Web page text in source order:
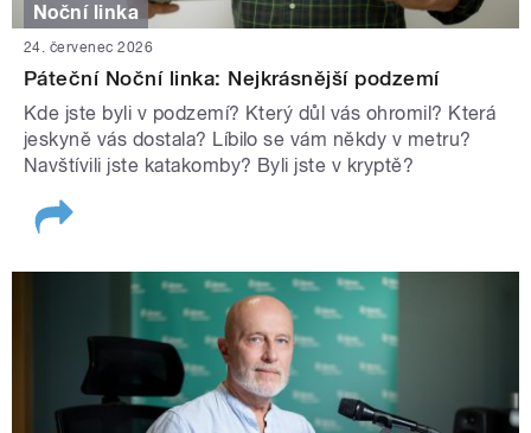
Noční linka
24. červenec 2026
Páteční Noční linka: Nejkrásnější podzemí
Kde jste byli v podzemí? Který důl vás ohromil? Která
jeskyně vás dostala? Líbilo se vám někdy v metru?
Navštívili jste katakomby? Byli jste v kryptě?